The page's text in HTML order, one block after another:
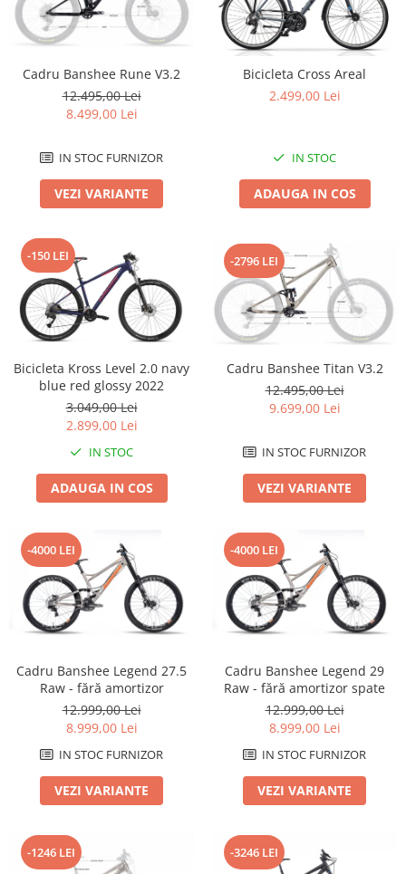
Ghidolină
Accesorii
Pedale
Pinioane
Roți spate
Accesorii roți
Roți față
Schimbătoare
Schimbătoare față
Schimbătoare spate
Piese schimbătoare
Manete tije telescopice
Tije fixe
Tubeless și soluții anti-pană
Amortizoare spate
Arcuri
Groupset
Cadru Banshee Rune V3.2
12.495,00 Lei
8.499,00 Lei
IN STOC FURNIZOR
VEZI VARIANTE
Bicicleta Cross Areal
2.499,00 Lei
IN STOC
ADAUGA IN COS
-150 LEI
Bicicleta Kross Level 2.0 navy
blue red glossy 2022
3.049,00 Lei
2.899,00 Lei
IN STOC
ADAUGA IN COS
-2796 LEI
Cadru Banshee Titan V3.2
12.495,00 Lei
9.699,00 Lei
IN STOC FURNIZOR
VEZI VARIANTE
-4000 LEI
Cadru Banshee Legend 27.5
Raw - fără amortizor
12.999,00 Lei
8.999,00 Lei
IN STOC FURNIZOR
VEZI VARIANTE
-4000 LEI
Cadru Banshee Legend 29
Raw - fără amortizor spate
12.999,00 Lei
8.999,00 Lei
IN STOC FURNIZOR
VEZI VARIANTE
-1246 LEI -3246 LEI